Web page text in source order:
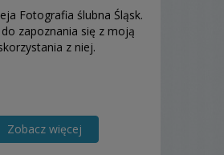
Fotografia ślubna Śląsk.
zapoznania się z moją
z niej.
Zobacz więcej